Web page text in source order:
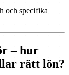
och specifika
– hur
rätt lön?